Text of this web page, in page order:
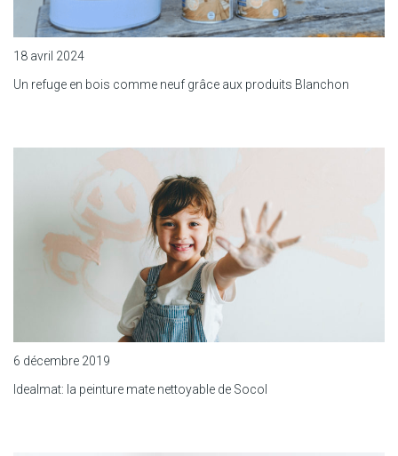
18 avril 2024
Un refuge en bois comme neuf grâce aux produits Blanchon
6 décembre 2019
Idealmat: la peinture mate nettoyable de Socol